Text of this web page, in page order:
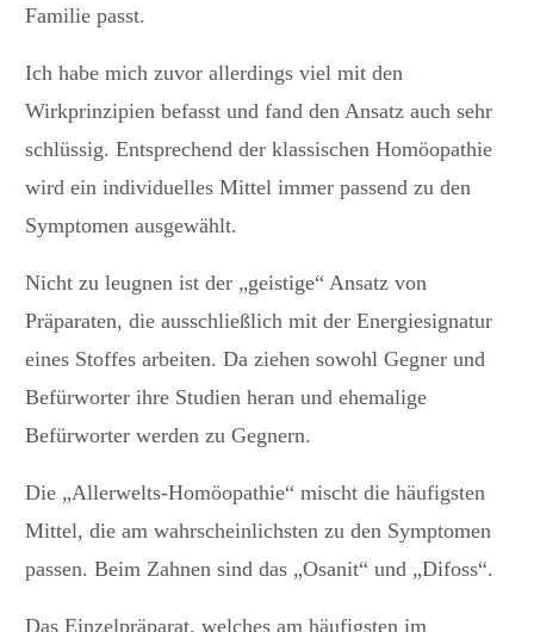
Familie passt.
Ich habe mich zuvor allerdings viel mit den
Wirkprinzipien befasst und fand den Ansatz auch sehr
schlüssig. Entsprechend der klassischen Homöopathie
wird ein individuelles Mittel immer passend zu den
Symptomen ausgewählt.
Nicht zu leugnen ist der „geistige“ Ansatz von
Präparaten, die ausschließlich mit der Energiesignatur
eines Stoffes arbeiten. Da ziehen sowohl Gegner und
Befürworter ihre Studien heran und ehemalige
Befürworter werden zu Gegnern.
Die „Allerwelts-Homöopathie“ mischt die häufigsten
Mittel, die am wahrscheinlichsten zu den Symptomen
passen. Beim Zahnen sind das „Osanit“ und „Difoss“.
Das Einzelpräparat, welches am häufigsten im